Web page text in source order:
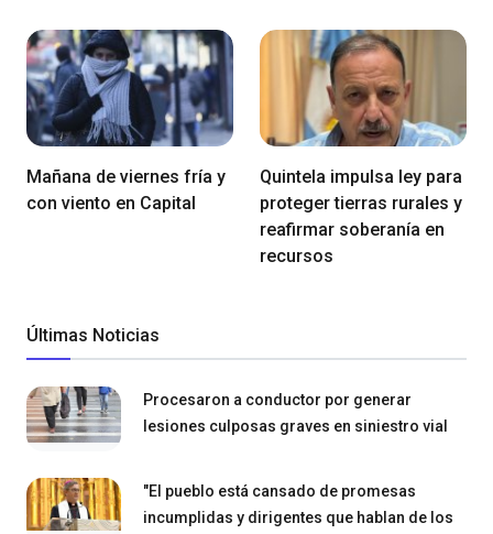
Mañana de viernes fría y
con viento en Capital
Quintela impulsa ley para
proteger tierras rurales y
reafirmar soberanía en
recursos
Últimas Noticias
Procesaron a conductor por generar
lesiones culposas graves en siniestro vial
"El pueblo está cansado de promesas
incumplidas y dirigentes que hablan de los